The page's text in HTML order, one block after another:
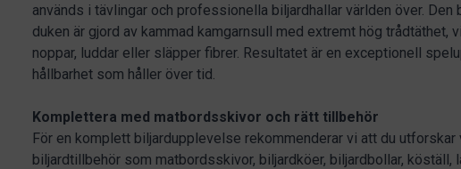
används i tävlingar och professionella biljardhallar världen över.
duken är gjord av kammad kamgarnsull med extremt hög trådtäthet,
noppar, luddar eller släpper fibrer. Resultatet är en exceptionell
hållbarhet som håller över tid.
Komplettera med matbordsskivor och rätt tillbehör
För en komplett biljardupplevelse rekommenderar vi att du utforskar
biljardtillbehör som matbordsskivor, biljardköer, biljardbollar, köställ,